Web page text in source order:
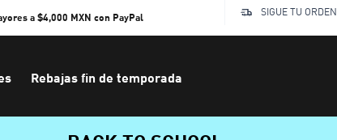
a $4,000 MXN con PayPal
SIGUE TU ORDEN
Rebajas fin de temporada